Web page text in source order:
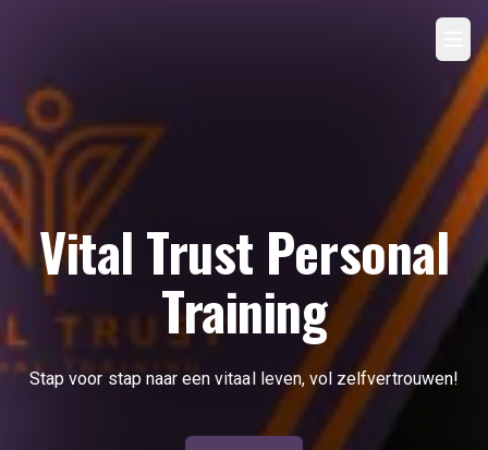
Menu
Vital Trust Personal
Training
Stap voor stap naar een vitaal leven, vol zelfvertrouwen!